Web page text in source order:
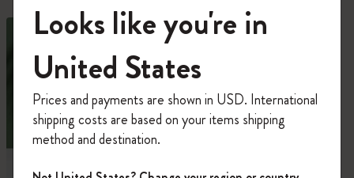
モレスキンの世界へようこそ
「WELCOME10」を入力すると、初回注
文が10%オフ＋送料無料になります。セ
ール・アウトレット品は適用外。
Moleskineアカウントを作成して限定オフ
Looks like you're in
United States
Prices and payments are shown in USD. International
shipping costs are based on your items shipping
method and destination.